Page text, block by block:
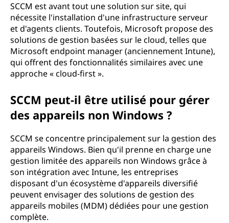
SCCM est avant tout une solution sur site, qui
nécessite l'installation d'une infrastructure serveur
et d'agents clients. Toutefois, Microsoft propose des
solutions de gestion basées sur le cloud, telles que
Microsoft endpoint manager (anciennement Intune),
qui offrent des fonctionnalités similaires avec une
approche « cloud-first ».
SCCM peut-il être utilisé pour gérer
des appareils non Windows ?
SCCM se concentre principalement sur la gestion des
appareils Windows. Bien qu'il prenne en charge une
gestion limitée des appareils non Windows grâce à
son intégration avec Intune, les entreprises
disposant d'un écosystème d'appareils diversifié
peuvent envisager des solutions de gestion des
appareils mobiles (MDM) dédiées pour une gestion
complète.